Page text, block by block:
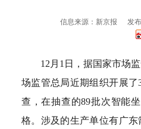
信息来源：新京报 发
12月1日，据国家市场
场监管总局近期组织开展
查，在抽查的89批次智能
格。涉及的生产单位有广